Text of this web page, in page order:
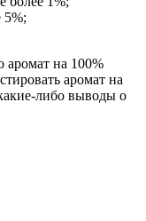
5%;
аромат на 100%
аромат на
либо выводы о